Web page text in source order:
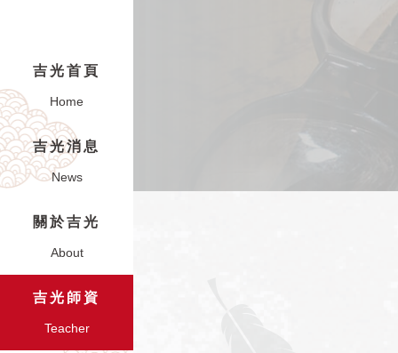
吉光首頁
Home
吉光消息
News
關於吉光
About
吉光師資
Teacher